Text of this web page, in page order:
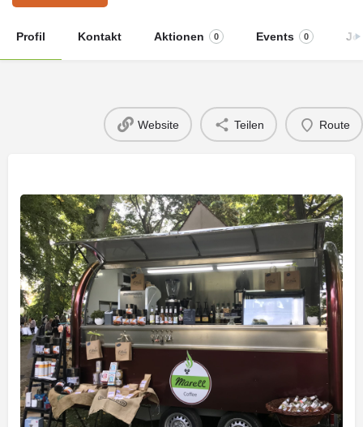
Profil Kontakt Aktionen 0 Events 0
Website Teilen Route